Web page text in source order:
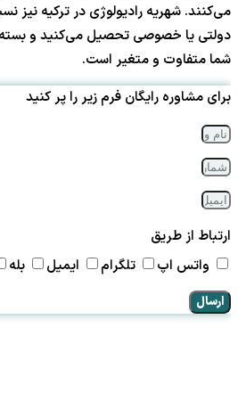
می‌کنند. شهریه رادیولوژی در ترکیه نیز
دولتی یا خصوصی تحصیل می‌کنید و
شما متفاوت و متغیر است.
برای مشاوره رایگان فرم زیر را پر کنید
ارتباط از طریق
واتس اپ
تلگرام ایمیل بله
ارسال